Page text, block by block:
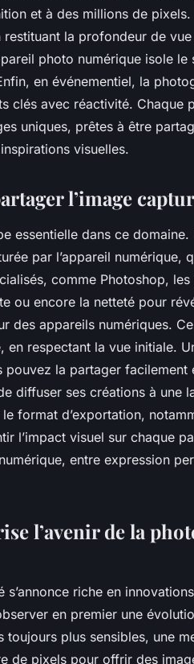
et à des millions de
la profondeur de
photo numérique isole
en événementiel, la
clés avec réactivité. Chaque
uniques, prêtes à être
visuelles.
l’image
essentielle dans ce
par l’appareil numérique,
comme Photoshop,
ou encore la netteté pour
des appareils numériques.
en respectant la vue initiale.
la partager facilement
diffuser ses créations à une
format d’exportation,
l’impact visuel sur chaque
entre expression
l’avenir de la
s’annonce riche en
en premier une
toujours plus sensibles, une
de pixels pour offrir des